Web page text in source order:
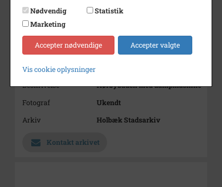
Nummer
B1192
Type
Beskrivelse
Hørbybåden med dampmaskine
Fotograf
Ukendt
Arkiv
Holbæk Stadsarkiv
Kontakt arkivet
Nødvendig
Statistik
Marketing
Accepter nødvendige Accepter valgte
Vis cookie oplysninger